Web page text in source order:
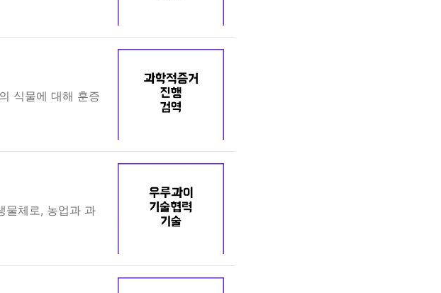
식물에 대해 훈증
물체로, 농업과 과